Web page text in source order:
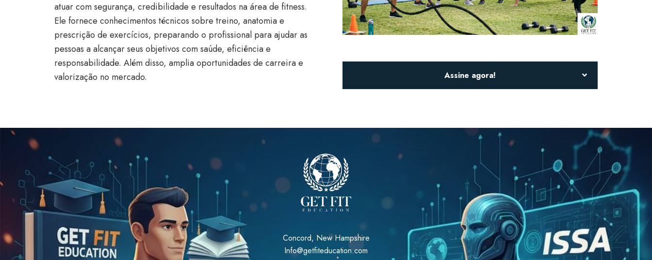
atuar com segurança, credibilidade e resultados na área de fitness.
Ele fornece conhecimentos técnicos sobre treino, anatomia e
prescrição de exercícios, preparando o profissional para ajudar as
pessoas a alcançar seus objetivos com saúde, eficiência e
responsabilidade. Além disso, amplia oportunidades de carreira e
valorização no mercado.
Assine agora!
Concord, New Hampshire
Info@getfiteducation.com